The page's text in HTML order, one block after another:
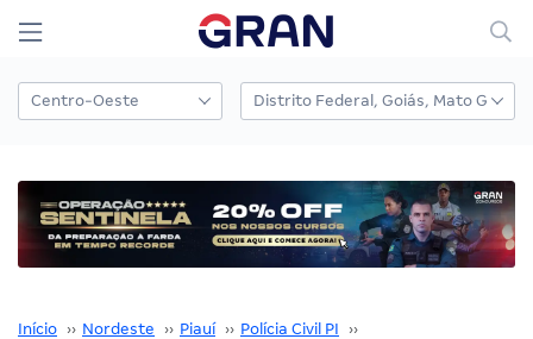
Início ›› Nordeste ›› Piauí ›› Polícia Civil PI ››